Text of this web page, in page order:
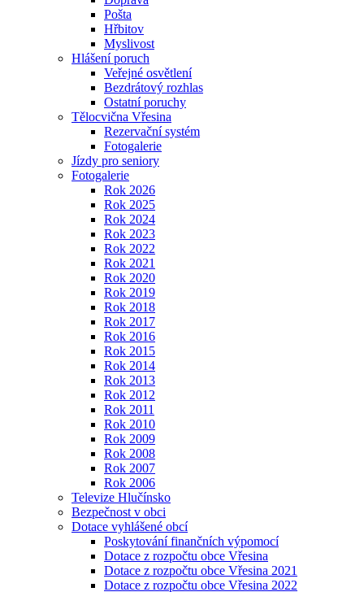
Pošta
Hřbitov
Myslivost
Hlášení poruch
Veřejné osvětlení
Bezdrátový rozhlas
Ostatní poruchy
Tělocvična Vřesina
Rezervační systém
Fotogalerie
Jízdy pro seniory
Fotogalerie
Rok 2026
Rok 2025
Rok 2024
Rok 2023
Rok 2022
Rok 2021
Rok 2020
Rok 2019
Rok 2018
Rok 2017
Rok 2016
Rok 2015
Rok 2014
Rok 2013
Rok 2012
Rok 2011
Rok 2010
Rok 2009
Rok 2008
Rok 2007
Rok 2006
Televize Hlučínsko
Bezpečnost v obci
Dotace vyhlášené obcí
Poskytování finančních výpomocí
Dotace z rozpočtu obce Vřesina
Dotace z rozpočtu obce Vřesina 2021
Dotace z rozpočtu obce Vřesina 2022